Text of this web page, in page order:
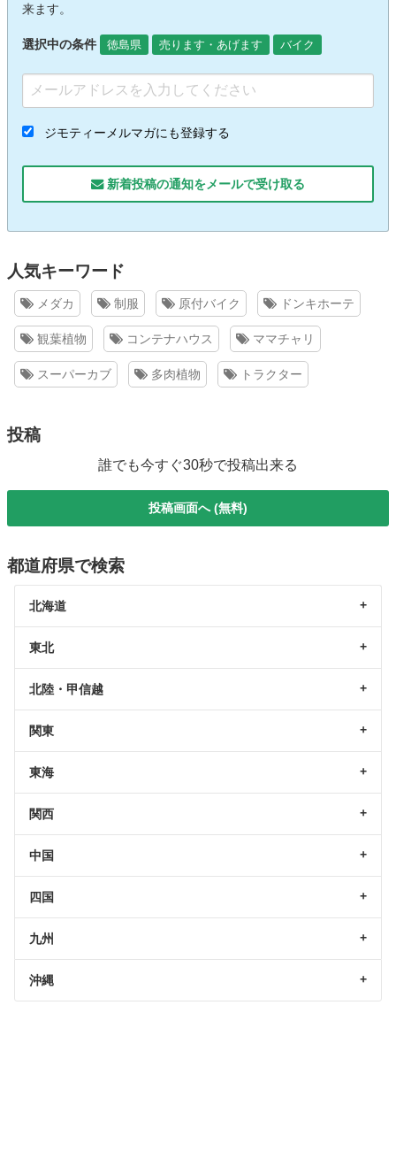
来ます。
選択中の条件 徳島県 売ります・あげます バイク
ジモティーメルマガにも登録する
新着投稿の通知をメールで受け取る
人気キーワード
メダカ 制服 原付バイク ドンキホーテ
観葉植物 コンテナハウス ママチャリ
スーパーカブ 多肉植物 トラクター
投稿
誰でも今すぐ30秒で投稿出来る
投稿画面へ (無料)
都道府県で検索
北海道
東北
北陸・甲信越
関東
東海
関西
中国
四国
九州
沖縄